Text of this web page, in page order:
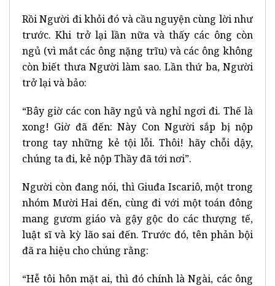
Rồi Người đi khỏi đó và cầu nguyện cùng lời như
trước. Khi trở lại lần nữa và thấy các ông còn
ngủ (vì mắt các ông nặng trĩu) và các ông không
còn biết thưa Người làm sao. Lần thứ ba, Người
trở lại và bảo:
“Bây giờ các con hãy ngủ và nghỉ ngơi đi. Thế là
xong! Giờ đã đến: Này Con Người sắp bị nộp
trong tay những kẻ tội lỗi. Thôi! hãy chỗi dậy,
chúng ta đi, kẻ nộp Thầy đã tới nơi”.
Người còn đang nói, thì Giuđa Iscariô, một trong
nhóm Mười Hai đến, cùng đi với một toán đông
mang gươm giáo và gậy gộc do các thượng tế,
luật sĩ và kỳ lão sai đến. Trước đó, tên phản bội
đã ra hiệu cho chúng rằng:
“Hễ tôi hôn mặt ai, thì đó chính là Ngài, các ông